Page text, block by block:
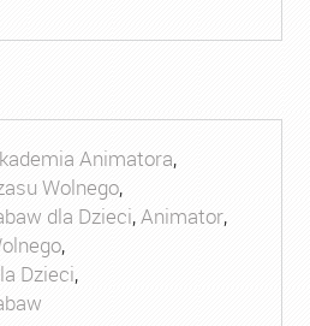
Animatora,
Wolnego,
dla Dzieci,Animator,
,
Dzieci,